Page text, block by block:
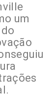
um